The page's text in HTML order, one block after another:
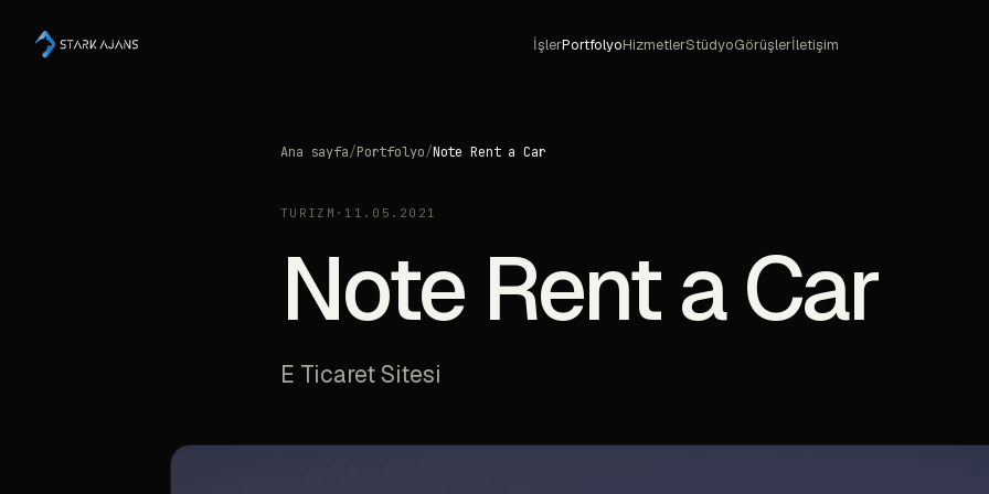
İşlerPortfolyoHizmetlerStüdyoGörüşlerİletişim
Ana sayfa/Portfolyo/Note Rent a Car
TURIZM · 11.05.2021
Note Rent a Car
E Ticaret Sitesi